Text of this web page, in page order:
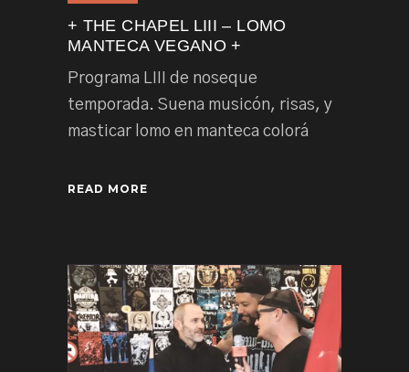
+ THE CHAPEL LIII – LOMO
MANTECA VEGANO +
Programa LIII de noseque
temporada. Suena musicón, risas, y
masticar lomo en manteca colorá
READ MORE